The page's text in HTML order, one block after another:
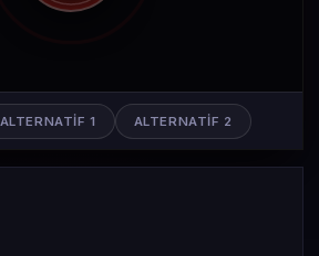
ALTERNATIF 1 ALTERNATIF 2